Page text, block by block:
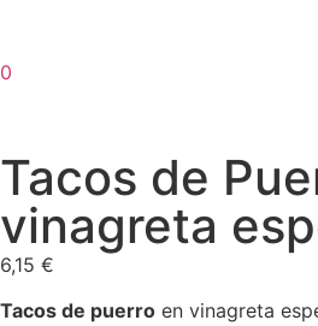
0
Tacos de
vinagreta
6,15 €
Tacos de puerro en vinagreta